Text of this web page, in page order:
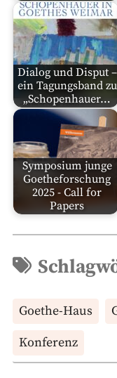
Dialog und Disput –
ein Tagungsband zu
„Schopenhauer…
Symposium junge
Goetheforschung
2025 - Call for
Papers
Goethe-Haus
Konferenz